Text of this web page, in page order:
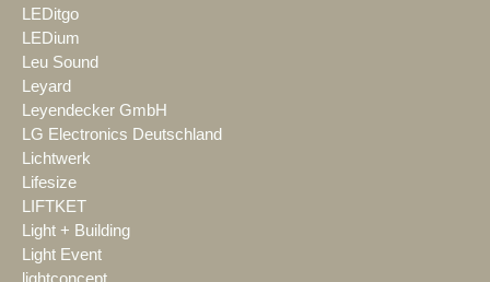
LEDitgo
LEDium
Leu Sound
Leyard
Leyendecker GmbH
LG Electronics Deutschland
Lichtwerk
Lifesize
LIFTKET
Light + Building
Light Event